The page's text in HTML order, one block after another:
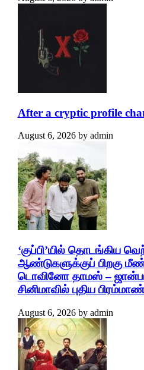
After a cryptic profile
August 6, 2026by admin
‘குப்பி’யில் தொடங்கிய
ஆண்டுகளுக்குப் பிறகு
டொவினோ தாமஸ் –
சினிமாவில் புதிய
August 6, 2026by admin